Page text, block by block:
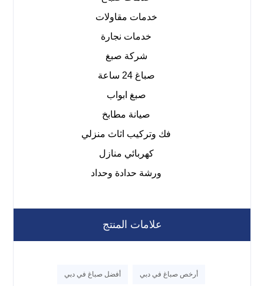
خدمات مقاولات
خدمات نجارة
شركة صبغ
صباغ 24 ساعة
صبغ ابواب
صيانة مطابخ
فك وتركيب اثاث منزلي
كهربائي منازل
ورشة حدادة وحداد
علامات المنتج
أرخص صباغ في دبي أفضل صباغ في دبي